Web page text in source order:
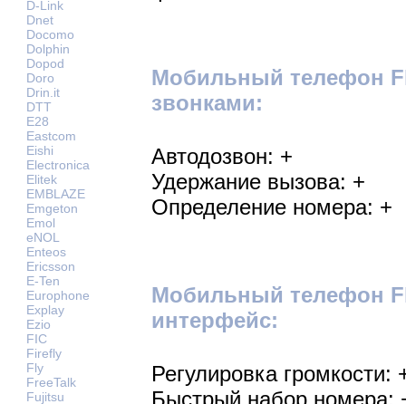
D-Link
Dnet
Docomo
Dolphin
Dopod
Doro
Drin.it
DTT
E28
Eastcom
Eishi
Electronica
Elitek
EMBLAZE
Emgeton
Emol
eNOL
Enteos
Ericsson
E-Ten
Europhone
Explay
Ezio
FIC
Firefly
Fly
FreeTalk
Fujitsu
Мобильный телефон
звонками:
Автодозвон: +
Удержание вызова: +
Определение номера: +
Мобильный телефон
интерфейс:
Регулировка громкости: